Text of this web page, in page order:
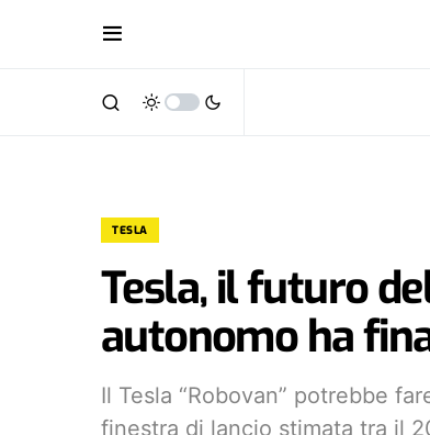
TESLA
Tesla, il futuro
autonomo ha
Il Tesla “Robovan” potrebbe
finestra di lancio stimata tra il